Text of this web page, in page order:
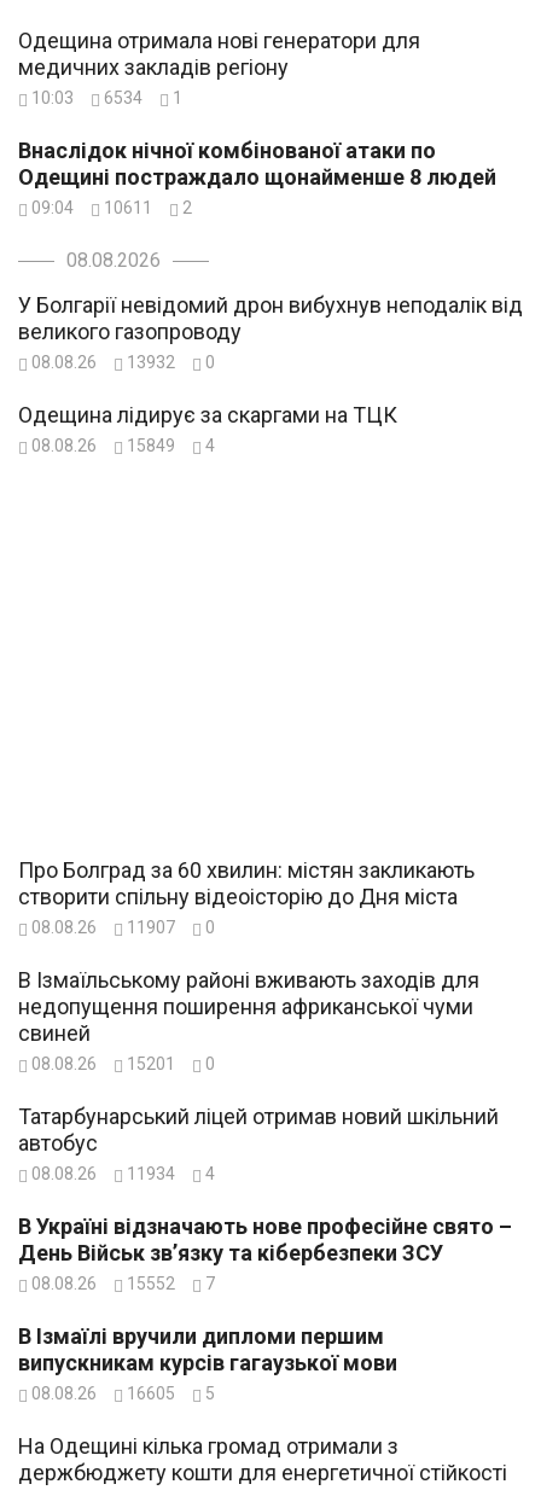
Одещина отримала нові генератори для
медичних закладів регіону
10:03 6534 1
Внаслідок нічної комбінованої атаки по
Одещині постраждало щонайменше 8 людей
09:04 10611 2
08.08.2026
У Болгарії невідомий дрон вибухнув неподалік від
великого газопроводу
08.08.26 13932 0
Одещина лідирує за скаргами на ТЦК
08.08.26 15849 4
Про Болград за 60 хвилин: містян закликають
створити спільну відеоісторію до Дня міста
08.08.26 11907 0
В Ізмаїльському районі вживають заходів для
недопущення поширення африканської чуми
свиней
08.08.26 15201 0
Татарбунарський ліцей отримав новий шкільний
автобус
08.08.26 11934 4
В Україні відзначають нове професійне свято –
День Військ зв’язку та кібербезпеки ЗСУ
08.08.26 15552 7
В Ізмаїлі вручили дипломи першим
випускникам курсів гагаузької мови
08.08.26 16605 5
На Одещині кілька громад отримали з
держбюджету кошти для енергетичної стійкості